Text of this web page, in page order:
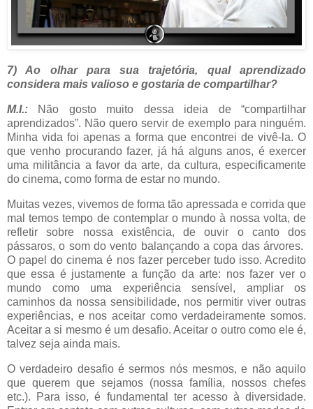
7) Ao olhar para sua trajetória, qual aprendizado
considera mais valioso e gostaria de compartilhar?
M.I.: Não gosto muito dessa ideia de “compartilhar
aprendizados”. Não quero servir de exemplo para ninguém.
Minha vida foi apenas a forma que encontrei de vivê-la. O
que venho procurando fazer, já há alguns anos, é exercer
uma militância a favor da arte, da cultura, especificamente
do cinema, como forma de estar no mundo.
Muitas vezes, vivemos de forma tão apressada e corrida que
mal temos tempo de contemplar o mundo à nossa volta, de
refletir sobre nossa existência, de ouvir o canto dos
pássaros, o som do vento balançando a copa das árvores.
O papel do cinema é nos fazer perceber tudo isso. Acredito
que essa é justamente a função da arte: nos fazer ver o
mundo como uma experiência sensível, ampliar os
caminhos da nossa sensibilidade, nos permitir viver outras
experiências, e nos aceitar como verdadeiramente somos.
Aceitar a si mesmo é um desafio. Aceitar o outro como ele é,
talvez seja ainda mais.
O verdadeiro desafio é sermos nós mesmos, e não aquilo
que querem que sejamos (nossa família, nossos chefes
etc.). Para isso, é fundamental ter acesso à diversidade.